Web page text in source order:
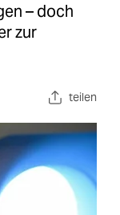
– doch
zur
teilen